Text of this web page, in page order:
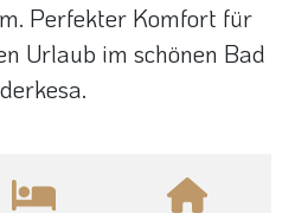
Perfekter Komfort für
Urlaub im schönen Bad